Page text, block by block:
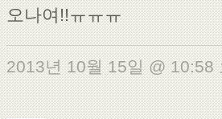
오나여!!ㅠㅠㅠ
2013년 10월 15일 @ 10:58